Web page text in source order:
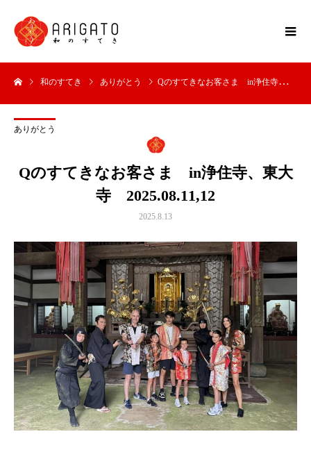
和のすてき ありがとう Qのすてきなお客さま in浄住寺、東大寺 2025.08.11,12
ありがとう
Qのすてきなお客さま in浄住寺、東大
寺 2025.08.11,12
2025.8.13